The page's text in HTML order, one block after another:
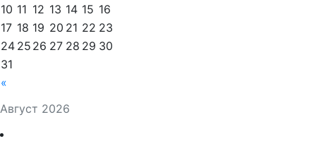
Август 2026
«
10 11 12 13 14 15 16
17 18 19 20 21 22 23
24 25 26 27 28 29 30
31